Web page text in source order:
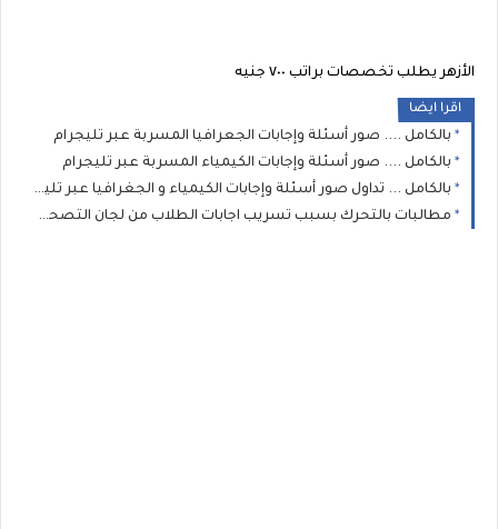
الأزهر يطلب تخصصات براتب ٧٠٠ جنيه
اقرا ايضا
بالكامل .... صور أسئلة وإجابات الجعرافيا المسربة عبر تليجرام
بالكامل .... صور أسئلة وإجابات الكيمياء المسربة عبر تليجرام
بالكامل ... تداول صور أسئلة وإجابات الكيمياء و الجغرافيا عبر تليجرام
مطالبات بالتحرك بسبب تسريب اجابات الطلاب من لجان التصحيح